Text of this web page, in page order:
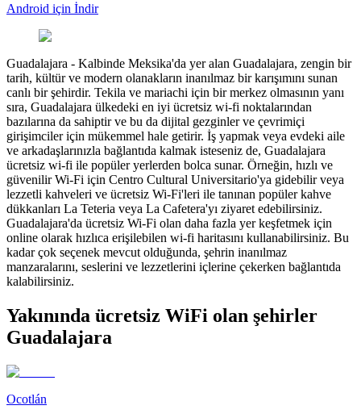
Android için İndir
Guadalajara - Kalbinde Meksika'da yer alan Guadalajara, zengin bir
tarih, kültür ve modern olanakların inanılmaz bir karışımını sunan
canlı bir şehirdir. Tekila ve mariachi için bir merkez olmasının yanı
sıra, Guadalajara ülkedeki en iyi ücretsiz wi-fi noktalarından
bazılarına da sahiptir ve bu da dijital gezginler ve çevrimiçi
girişimciler için mükemmel hale getirir. İş yapmak veya evdeki aile
ve arkadaşlarınızla bağlantıda kalmak isteseniz de, Guadalajara
ücretsiz wi-fi ile popüler yerlerden bolca sunar. Örneğin, hızlı ve
güvenilir Wi-Fi için Centro Cultural Universitario'ya gidebilir veya
lezzetli kahveleri ve ücretsiz Wi-Fi'leri ile tanınan popüler kahve
dükkanları La Teteria veya La Cafetera'yı ziyaret edebilirsiniz.
Guadalajara'da ücretsiz Wi-Fi olan daha fazla yer keşfetmek için
online olarak hızlıca erişilebilen wi-fi haritasını kullanabilirsiniz. Bu
kadar çok seçenek mevcut olduğunda, şehrin inanılmaz
manzaralarını, seslerini ve lezzetlerini içlerine çekerken bağlantıda
kalabilirsiniz.
Yakınında ücretsiz WiFi olan şehirler
Guadalajara
Ocotlán